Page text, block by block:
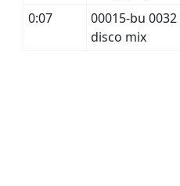
0:07
00015-bu 0032
disco mix